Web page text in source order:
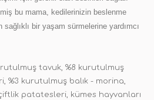
bu mama, kedilerinizin beslenme
sağlıklı bir yaşam sürmelerine yardımcı
tavuk, %8 kurutulmuş
%3 kurutulmuş balık - morina,
patatesleri, kümes hayvanları